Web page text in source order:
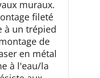
muraux.
fileté
à un trépied
de
en métal
à l'eau/la